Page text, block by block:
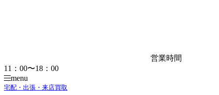
営業時間
11：00〜18：00
menu
宅配・出張・来店買取